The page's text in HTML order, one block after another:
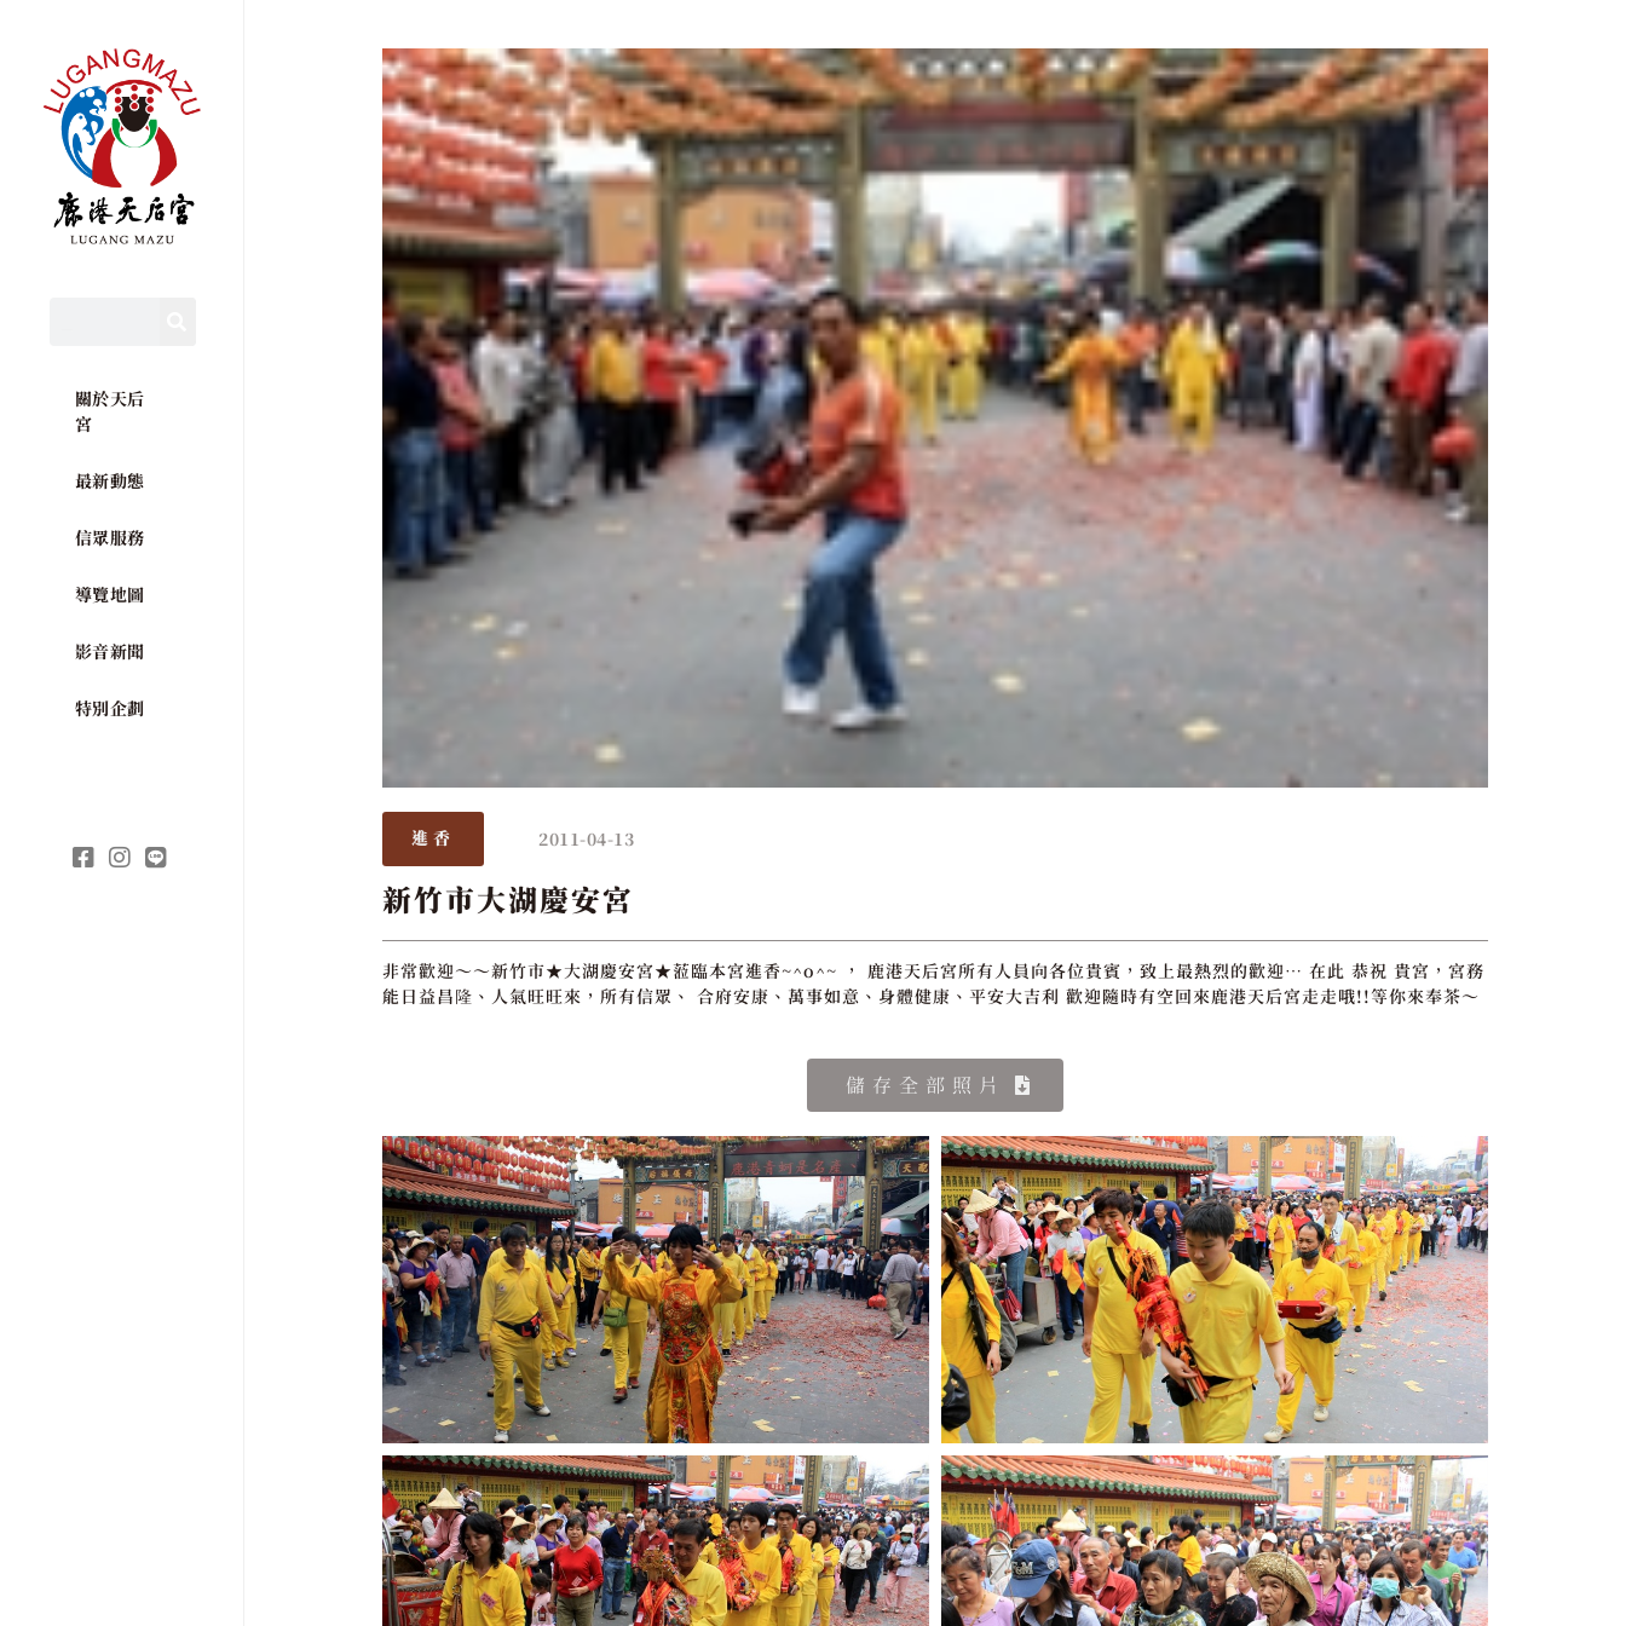
關於天后
宮
最新動態
信眾服務
導覽地圖
影音新聞
特別企劃
進香 2011-04-13
新竹市大湖慶安宮
非常歡迎～～新竹市★大湖慶安宮★蒞臨本宮進香~^o^~ ， 鹿港天后宮所有人員向各位貴賓，致上最熱烈的歡迎… 在此 恭祝 貴宮，宮務
能日益昌隆、人氣旺旺來，所有信眾、 合府安康、萬事如意、身體健康、平安大吉利 歡迎隨時有空回來鹿港天后宮走走哦!!等你來奉茶～
儲存全部照片